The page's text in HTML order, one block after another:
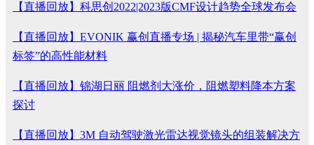
【直播回放】科思创2022|2023版CMF设计趋势全球发布会
【直播回放】EVONIK 赢创直播专场 | 揭秘汽车里带“赢创
标签”的高性能材料
【直播回放】锦湖日丽 阻燃剂大涨价，阻燃塑料降本方案
探讨
【直播回放】3M 自动驾驶激光雷达视觉镜头的组装解决方